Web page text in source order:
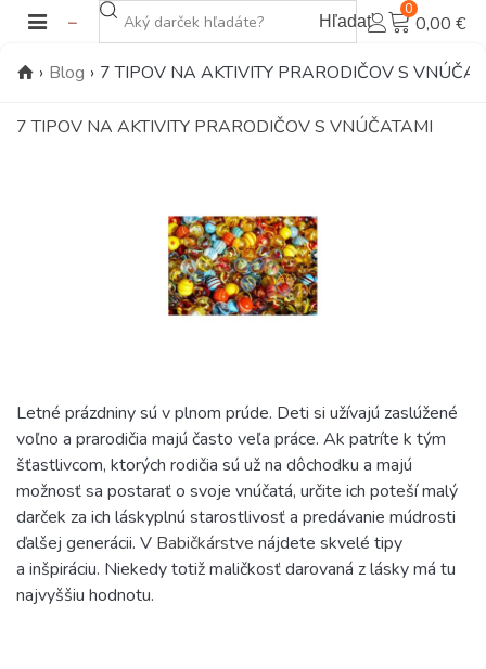
Hľadať
0
0,00 €
› Blog › 7 TIPOV NA AKTIVITY PRARODIČOV S
7 TIPOV NA AKTIVITY PRARODIČOV S VNÚČATAMI
Letné prázdniny sú v plnom prúde. Deti si užívajú zaslúžené
voľno a prarodičia majú často veľa práce. Ak patríte k tým
šťastlivcom, ktorých rodičia sú už na dôchodku a majú
možnosť sa postarať o svoje vnúčatá, určite ich poteší malý
darček za ich láskyplnú starostlivosť a predávanie múdrosti
ďalšej generácii. V Babičkárstve nájdete skvelé tipy
a inšpiráciu. Niekedy totiž maličkosť darovaná z lásky má tu
najvyššiu hodnotu.